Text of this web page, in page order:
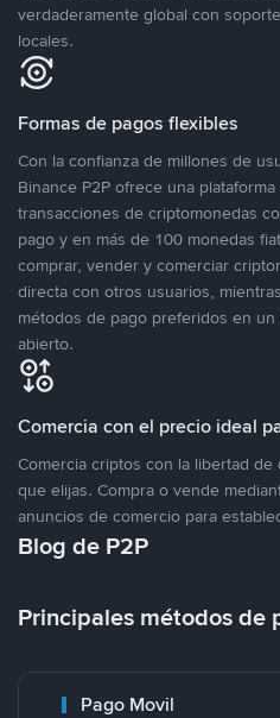
verdaderamente global con
locales.
Formas de pagos flexibles
Con la confianza de millones de
Binance P2P ofrece una
transacciones de criptomonedas
pago y en más de 100 monedas
comprar, vender y comerciar
directa con otros usuarios,
métodos de pago preferidos en
abierto.
Comercia con el precio ideal
Comercia criptos con la libertad
que elijas. Compra o vende
anuncios de comercio para
Blog de P2P
Principales métodos de
Pago Movil